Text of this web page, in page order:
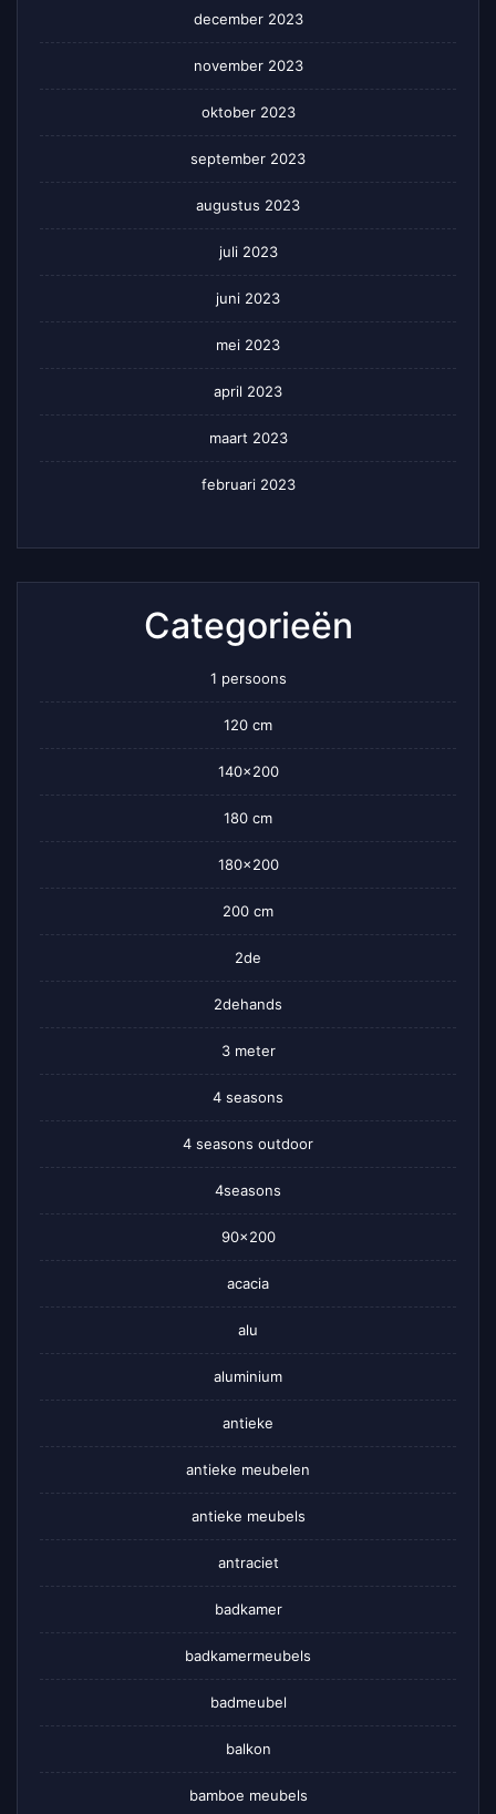
december 2023
november 2023
oktober 2023
september 2023
augustus 2023
juli 2023
juni 2023
mei 2023
april 2023
maart 2023
februari 2023
Categorieën
1 persoons
120 cm
140×200
180 cm
180×200
200 cm
2de
2dehands
3 meter
4 seasons
4 seasons outdoor
4seasons
90×200
acacia
alu
aluminium
antieke
antieke meubelen
antieke meubels
antraciet
badkamer
badkamermeubels
badmeubel
balkon
bamboe meubels